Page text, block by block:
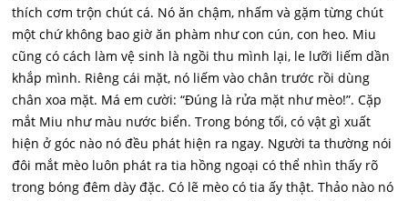
thích cơm trộn chút cá. Nó ăn chậm, nhấm và gặm từng chút
một chứ không bao giờ ăn phàm như con cún, con heo. Miu
cũng có cách làm vệ sinh là ngồi thu mình lại, le lưỡi liếm dần
khắp mình. Riêng cái mặt, nó liếm vào chân trước rồi dùng
chân xoa mặt. Má em cười: “Đúng là rửa mặt như mèo!”. Cặp
mắt Miu như màu nước biển. Trong bóng tối, có vật gì xuất
hiện ở góc nào nó đều phát hiện ra ngay. Người ta thường nói
đôi mắt mèo luôn phát ra tia hồng ngoại có thể nhìn thấy rõ
trong bóng đêm dày đặc. Có lẽ mèo có tia ấy thật. Thảo nào nó